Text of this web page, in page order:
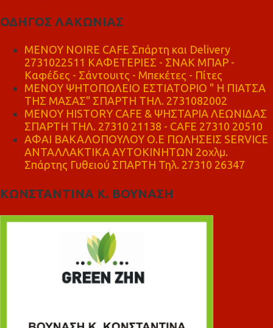
ΟΔΗΓΟΣ ΛΑΚΩΝΙΑΣ
MENOY NOIRE CAFE Σπάρτη και Delivery
2731022511 ΚΑΦΕΤΕΡΙΕΣ - ΣΝΑΚ ΜΠΑΡ -
Καφέδες - Σάντουιτς - Μπεκέτες - Πίτες
ΜΕΝΟΥ ΨΗΤΟΠΩΛΕΙΟ ΕΣΤΙΑΤΟΡΙΟ " Η ΠΙΑΤΣΑ
ΤΗΣ ΜΑΣΑΣ" ΣΠΑΡΤΗ ΤΗΛ. 2731082002
ΜΕΝΟΥ HISTORY CAFE & ΨΗΣΤΑΡΙΑ ΛΕΩΝΙΔΑΣ
ΣΠΑΡΤΗ ΤΗΛ. 27310 21138 - CAFE 27310 20510
ΑΦΑΙ ΒΑΚΑΛΟΠΟΥΛΟΥ Ο.Ε ΠΩΛΗΣΕΙΣ SERVICE
ΑΝΤΑΛΛΑΚΤΙΚΑ ΑΥΤΟΚΙΝΗΤΩΝ 2οχλμ.
Σπάρτης Γυθειού ΣΠΑΡΤΗ Τηλ. 27310 26347
ΚΩΝΣΤΑΝΤΙΝΑ Κ. ΒΟΥΝΑΣΗ